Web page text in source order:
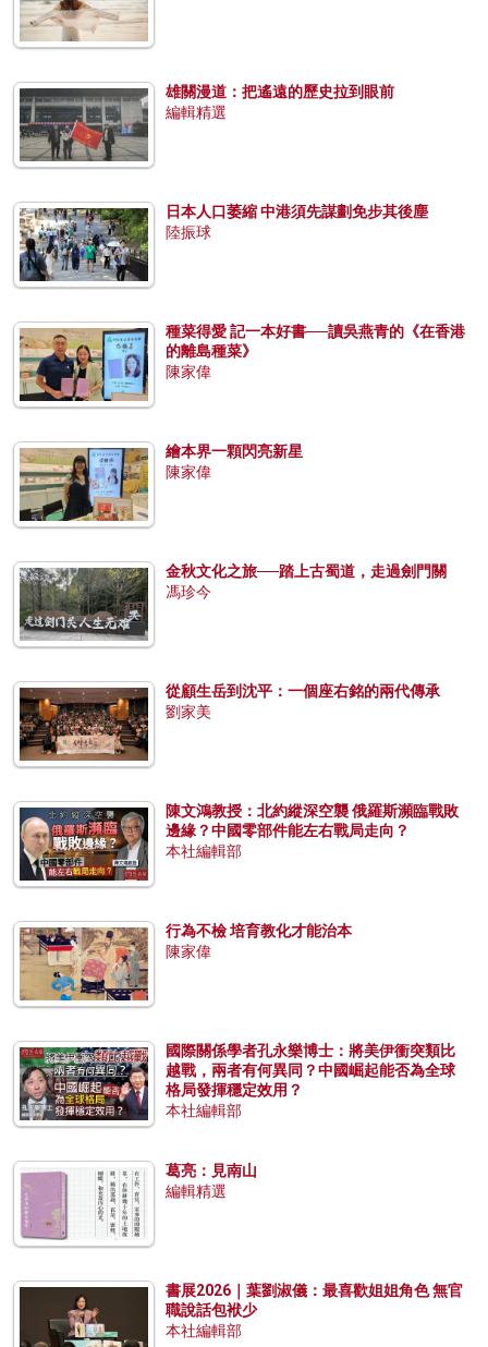
雄關漫道：把遙遠的歷史拉到眼前
編輯精選
日本人口萎縮 中港須先謀劃免步其後塵
陸振球
種菜得愛 記一本好書──讀吳燕青的《在香港
的離島種菜》
陳家偉
繪本界一顆閃亮新星
陳家偉
金秋文化之旅──踏上古蜀道，走過劍門關
馮珍今
從顧生岳到沈平：一個座右銘的兩代傳承
劉家美
陳文鴻教授：北約縱深空襲 俄羅斯瀕臨戰敗
邊緣？中國零部件能左右戰局走向？
本社編輯部
行為不檢 培育教化才能治本
陳家偉
國際關係學者孔永樂博士：將美伊衝突類比
越戰，兩者有何異同？中國崛起能否為全球
格局發揮穩定效用？
本社編輯部
葛亮：見南山
編輯精選
書展2026｜葉劉淑儀：最喜歡姐姐角色 無官
職說話包袱少
本社編輯部